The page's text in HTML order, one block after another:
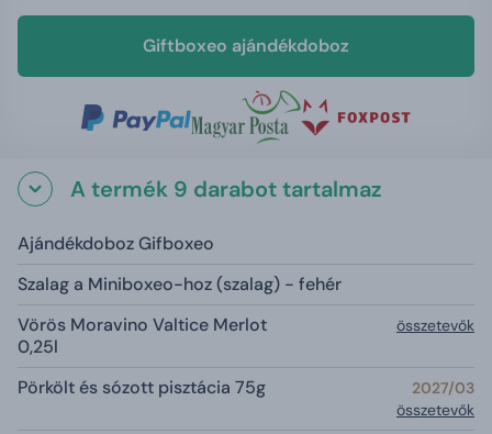
Giftboxeo ajándékdoboz
A termék 9 darabot tartalmaz
Ajándékdoboz Gifboxeo
Szalag a Miniboxeo-hoz (szalag) - fehér
Vörös Moravino Valtice Merlot
0,25l
összetevők
Pörkölt és sózott pisztácia 75g
2027/03
összetevők